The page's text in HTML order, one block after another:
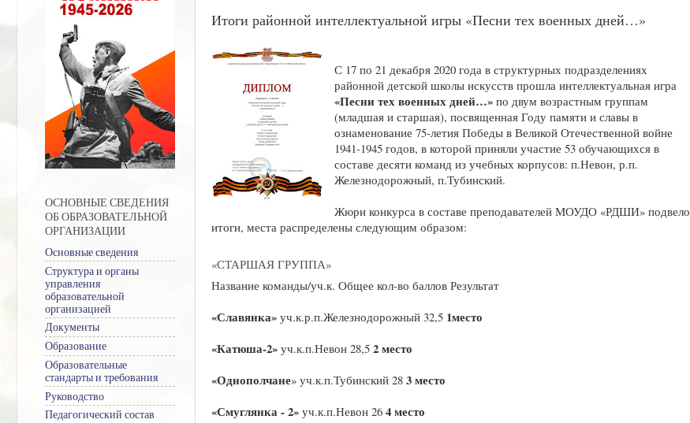
Итоги районной интеллектуальной игры «Песни тех военных дней…»
С 17 по 21 декабря 2020 года в структурных подразделениях
районной детской школы искусств прошла интеллектуальная игра
«Песни тех военных дней…»по двум возрастным группам
(младшая и старшая), посвященная Году памяти и славы в
ознаменование 75-летия Победы в Великой Отечественной войне
1941-1945 годов, в которой приняли участие 53 обучающихся в
составе десяти команд из учебных корпусов: п.Невон, р.п.
Железнодорожный, п.Тубинский.
Жюри конкурса в составе преподавателей МОУДО «РДШИ» подвело
итоги, места распределены следующим образом:
«СТАРШАЯ ГРУППА»
Название команды/уч.к. Общее кол-во баллов Результат
«Славянка» уч.к.р.п.Железнодорожный 32,5 1место
«Катюша-2» уч.к.п.Невон 28,5 2 место
«Однополчане» уч.к.п.Тубинский 28 3 место
«Смуглянка - 2» уч.к.п.Невон 26 4 место
ОСНОВНЫЕ СВЕДЕНИЯ
ОБ ОБРАЗОВАТЕЛЬНОЙ
ОРГАНИЗАЦИИ
Основные сведения
Структура и органы
управления
образовательной
организацией
Документы
Образование
Образовательные
стандарты и требования
Руководство
Педагогический состав